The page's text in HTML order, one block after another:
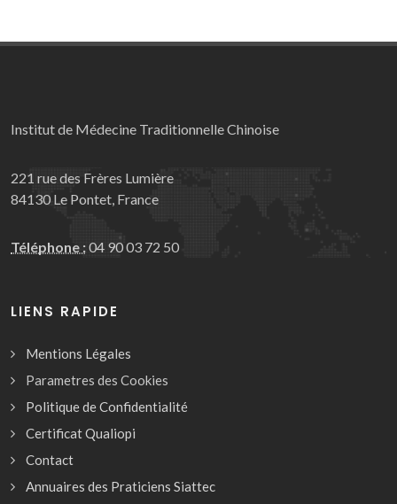
Institut de Médecine Traditionnelle Chinoise
221 rue des Frères Lumière
84130 Le Pontet, France
Téléphone :04 90 03 72 50
LIENS RAPIDE
Mentions Légales
Parametres des Cookies
Politique de Confidentialité
Certificat Qualiopi
Contact
Annuaires des Praticiens Siattec